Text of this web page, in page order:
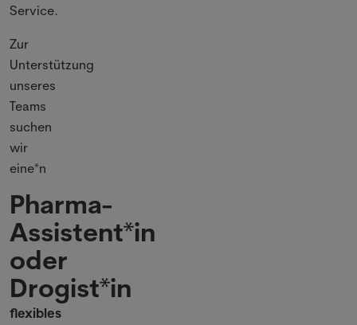
Service.
Zur
Unterstützung
unseres
Teams
suchen
wir
eine*n
Pharma-
Assistent*in
oder
Drogist*in
flexibles